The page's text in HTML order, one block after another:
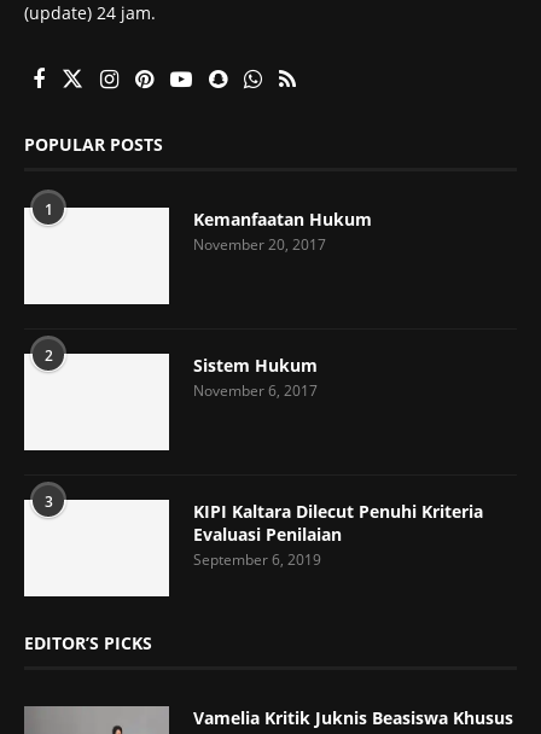
(update) 24 jam.
POPULAR POSTS
1 Kemanfaatan Hukum
November 20, 2017
2 Sistem Hukum
November 6, 2017
3
KIPI Kaltara Dilecut Penuhi Kriteria
Evaluasi Penilaian
September 6, 2019
EDITOR’S PICKS
Vamelia Kritik Juknis Beasiswa Khusus